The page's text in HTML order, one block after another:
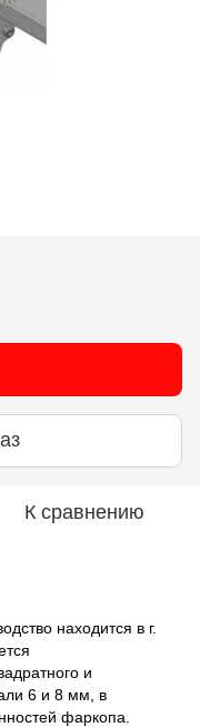
К сравнению
находится в г.
и
6 и 8 мм, в
фаркопа.